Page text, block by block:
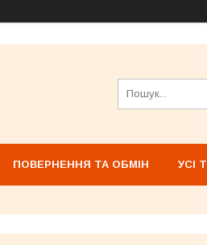
ПОВЕРНЕННЯ ТА ОБМІН УСІ